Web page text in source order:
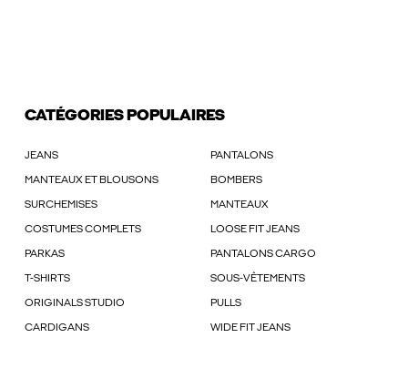
CATÉGORIES POPULAIRES
JEANS PANTALONS
MANTEAUX ET BLOUSONS BOMBERS
SURCHEMISES MANTEAUX
COSTUMES COMPLETS LOOSE FIT JEANS
PARKAS PANTALONS CARGO
T-SHIRTS SOUS-VÊTEMENTS
ORIGINALS STUDIO PULLS
CARDIGANS WIDE FIT JEANS